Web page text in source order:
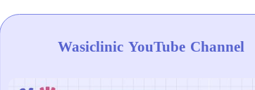
Wasiclinic YouTube Channel